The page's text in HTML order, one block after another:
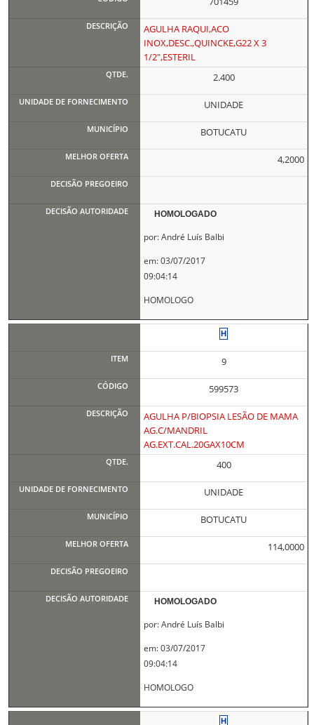
AGULHA RAQUI,ACO
INOX,DESC.,QUINCKE,G22 X 3
1/2",ESTERIL
2.400
UNIDADE
BOTUCATU
4,2000
HOMOLOGADO
por: André Luís Balbi
em: 03/07/2017
09:04:14
HOMOLOGO
9
599573
AGULHA P/BIOPSIA LESÃO DE MAMA
AG.C/MANDRIL
AG.EXT.CAL.20GAX10CM
400
UNIDADE
BOTUCATU
114,0000
HOMOLOGADO
por: André Luís Balbi
em: 03/07/2017
09:04:14
HOMOLOGO